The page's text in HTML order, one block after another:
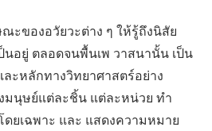
ะของอวัยวะต่าง ๆ ให้รู้ถึงนิสัย
นอยู่ ตลอดจนพื้นเพ วาสนานั้น เป็น
ะหลักทางวิทยาศาสตร์อย่าง
มนุษย์แต่ละชิ้น แต่ละหน่วย ทํา
ยเฉพาะ และ แสดงความหมาย